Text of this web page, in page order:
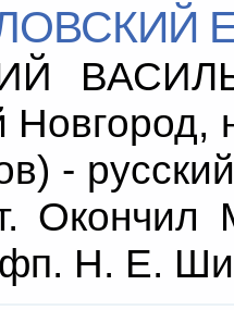
-
Окончил
фп. H. Е.